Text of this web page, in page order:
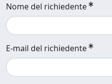
Nome del richiedente
E-mail del richiedente